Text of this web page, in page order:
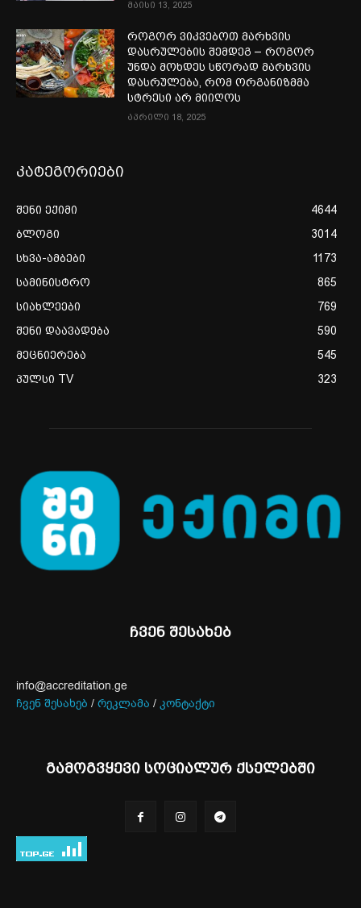
მაისი 13, 2025
როგორ ვიკვებოთ მარხვის
დასრულების შემდეგ – როგორ
უნდა მოხდეს სწორად მარხვის
დასრულება, რომ ორგანიზმმა
სტრესი არ მიიღოს
აპრილი 18, 2025
კატეგორიები
შენი ექიმი
4644
ბლოგი
3014
სხვა-ამბები
1173
სამინისტრო
865
სიახლეები
769
შენი დაავადება
590
მეცნიერება
545
პულსი TV
323
ჩვენ შესახებ
info@accreditation.ge
ჩვენ შესახებ / რეკლამა / კონტაქტი
გამოგვყევი სოციალურ ქსელებში